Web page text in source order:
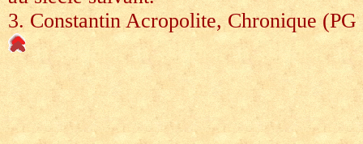
3. Constantin Acropolite, Chronique (PG